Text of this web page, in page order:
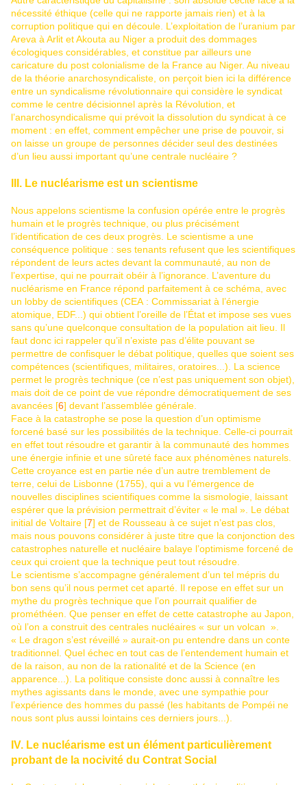
nécessité éthique (celle qui ne rapporte jamais rien) et à la
corruption politique qui en découle. L’exploitation de l’uranium par
Areva à Arlit et Akouta au Niger a produit des dommages
écologiques considérables, et constitue par ailleurs une
caricature du post colonialisme de la France au Niger. Au niveau
de la théorie anarchosyndicaliste, on perçoit bien ici la différence
entre un syndicalisme révolutionnaire qui considère le syndicat
comme le centre décisionnel après la Révolution, et
l’anarchosyndicalisme qui prévoit la dissolution du syndicat à ce
moment : en effet, comment empêcher une prise de pouvoir, si
on laisse un groupe de personnes décider seul des destinées
d’un lieu aussi important qu’une centrale nucléaire ?
III. Le nucléarisme est un scientisme
Nous appelons scientisme la confusion opérée entre le progrès
humain et le progrès technique, ou plus précisément
l’identification de ces deux progrès. Le scientisme a une
conséquence politique : ses tenants refusent que les scientifiques
répondent de leurs actes devant la communauté, au non de
l’expertise, qui ne pourrait obéir à l’ignorance. L’aventure du
nucléarisme en France répond parfaitement à ce schéma, avec
un lobby de scientifiques (CEA : Commissariat à l’énergie
atomique, EDF...) qui obtient l’oreille de l’État et impose ses vues
sans qu’une quelconque consultation de la population ait lieu. Il
faut donc ici rappeler qu’il n’existe pas d’élite pouvant se
permettre de confisquer le débat politique, quelles que soient ses
compétences (scientifiques, militaires, oratoires...). La science
permet le progrès technique (ce n’est pas uniquement son objet),
mais doit de ce point de vue répondre démocratiquement de ses
avancées [6] devant l’assemblée générale.
Face à la catastrophe se pose la question d’un optimisme
forcené basé sur les possibilités de la technique. Celle-ci pourrait
en effet tout résoudre et garantir à la communauté des hommes
une énergie infinie et une sûreté face aux phénomènes naturels.
Cette croyance est en partie née d’un autre tremblement de
terre, celui de Lisbonne (1755), qui a vu l’émergence de
nouvelles disciplines scientifiques comme la sismologie, laissant
espérer que la prévision permettrait d’éviter « le mal ». Le débat
initial de Voltaire [7] et de Rousseau à ce sujet n’est pas clos,
mais nous pouvons considérer à juste titre que la conjonction des
catastrophes naturelle et nucléaire balaye l’optimisme forcené de
ceux qui croient que la technique peut tout résoudre.
Le scientisme s’accompagne généralement d’un tel mépris du
bon sens qu’il nous permet cet aparté. Il repose en effet sur un
mythe du progrès technique que l’on pourrait qualifier de
prométhéen. Que penser en effet de cette catastrophe au Japon,
où l’on a construit des centrales nucléaires « sur un volcan ».
« Le dragon s’est réveillé » aurait-on pu entendre dans un conte
traditionnel. Quel échec en tout cas de l’entendement humain et
de la raison, au non de la rationalité et de la Science (en
apparence...). La politique consiste donc aussi à connaître les
mythes agissants dans le monde, avec une sympathie pour
l’expérience des hommes du passé (les habitants de Pompéi ne
nous sont plus aussi lointains ces derniers jours...).
IV. Le nucléarisme est un élément particulièrement
probant de la nocivité du Contrat Social